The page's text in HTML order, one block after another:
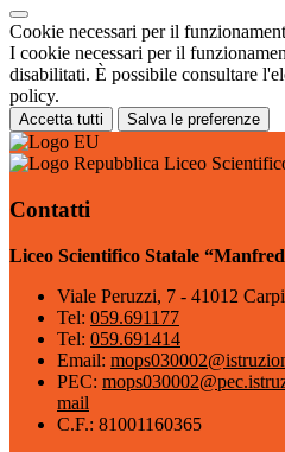
Cookie necessari per il
I cookie necessari per il
disabilitati. È possibile consultare
policy.
Accetta tutti Salva le preferenze
Liceo
Contatti
Liceo Scientifico Statale
Viale Peruzzi, 7 - 41012
Tel: 059.691177
Tel: 059.691414
Email:
PEC:
mail
C.F.: 81001160365